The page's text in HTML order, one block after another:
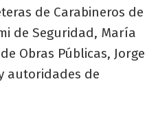
de Carabineros de
de Seguridad, María
Obras Públicas, Jorge
autoridades de